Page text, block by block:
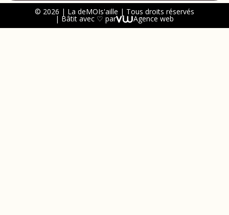
© 2026 | La deMOIs'aille | Tous droits réservés
| Bâtit avec ♡ par Agence web